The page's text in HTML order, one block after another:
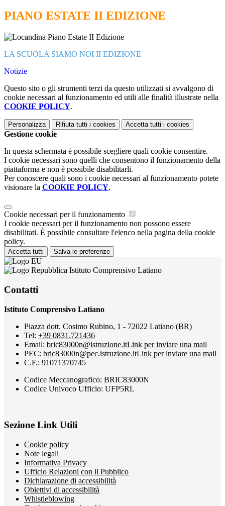
PIANO ESTATE II EDIZIONE
LA SCUOLA SIAMO NOI II EDIZIONE
Notizie
Questo sito o gli strumenti terzi da questo utilizzati si avvalgono di
cookie necessari al funzionamento ed utili alle finalità illustrate nella
COOKIE POLICY.
Personalizza Rifiuta tutti i cookies Accetta tutti i cookies
Gestione cookie
In questa schermata è possibile scegliere quali cookie consentire.
I cookie necessari sono quelli che consentono il funzionamento della
piattaforma e non è possibile disabilitarli.
Per conoscere quali sono i cookie necessari al funzionamento potete
visionare la COOKIE POLICY.
Cookie necessari per il funzionamento
I cookie necessari per il funzionamento non possono essere
disabilitati. È possibile consultare l'elenco nella pagina della cookie
policy.
Accetta tutti Salva le preferenze
Istituto Comprensivo Latiano
Contatti
Istituto Comprensivo Latiano
Piazza dott. Cosimo Rubino, 1 - 72022 Latiano (BR)
Tel: +39 0831.721436
Email: bric83000n@istruzione.itLink per inviare una mail
PEC: bric83000n@pec.istruzione.itLink per inviare una mail
C.F.: 91071370745
Codice Meccanografico: BRIC83000N
Codice Univoco Ufficio: UFP5RL
Sezione Link Utili
Cookie policy
Note legali
Informativa Privacy
Ufficio Relazioni con il Pubblico
Dichiarazione di accessibilità
Obiettivi di accessibilità
Whistleblowing